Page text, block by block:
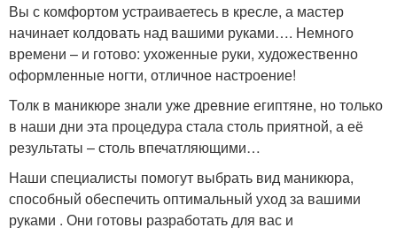
Вы с комфортом устраиваетесь в кресле, а мастер
начинает колдовать над вашими руками…. Немного
времени – и готово: ухоженные руки, художественно
оформленные ногти, отличное настроение!
Толк в маникюре знали уже древние египтяне, но только
в наши дни эта процедура стала столь приятной, а её
результаты – столь впечатляющими…
Наши специалисты помогут выбрать вид маникюра,
способный обеспечить оптимальный уход за вашими
руками . Они готовы разработать для вас и